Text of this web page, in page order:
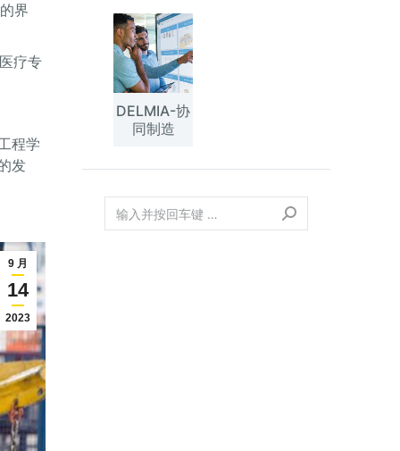
界
疗专
程学
发
9 月
14
2023
DELMIA-协
同制造